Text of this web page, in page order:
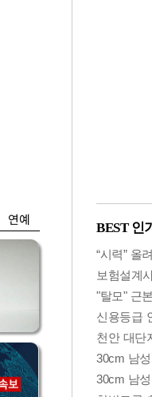
연예